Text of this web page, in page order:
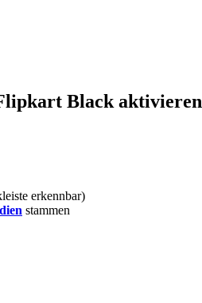
Black aktivieren
erkennbar)
stammen